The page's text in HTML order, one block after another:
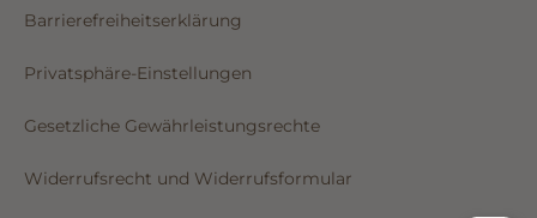
Barrierefreiheitserklärung
Privatsphäre-Einstellungen
Gesetzliche Gewährleistungsrechte
Widerrufsrecht und Widerrufsformular